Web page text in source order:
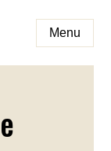
Menu